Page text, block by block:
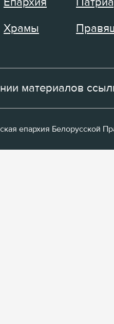
Храмы
материалов
епархия Белорусской